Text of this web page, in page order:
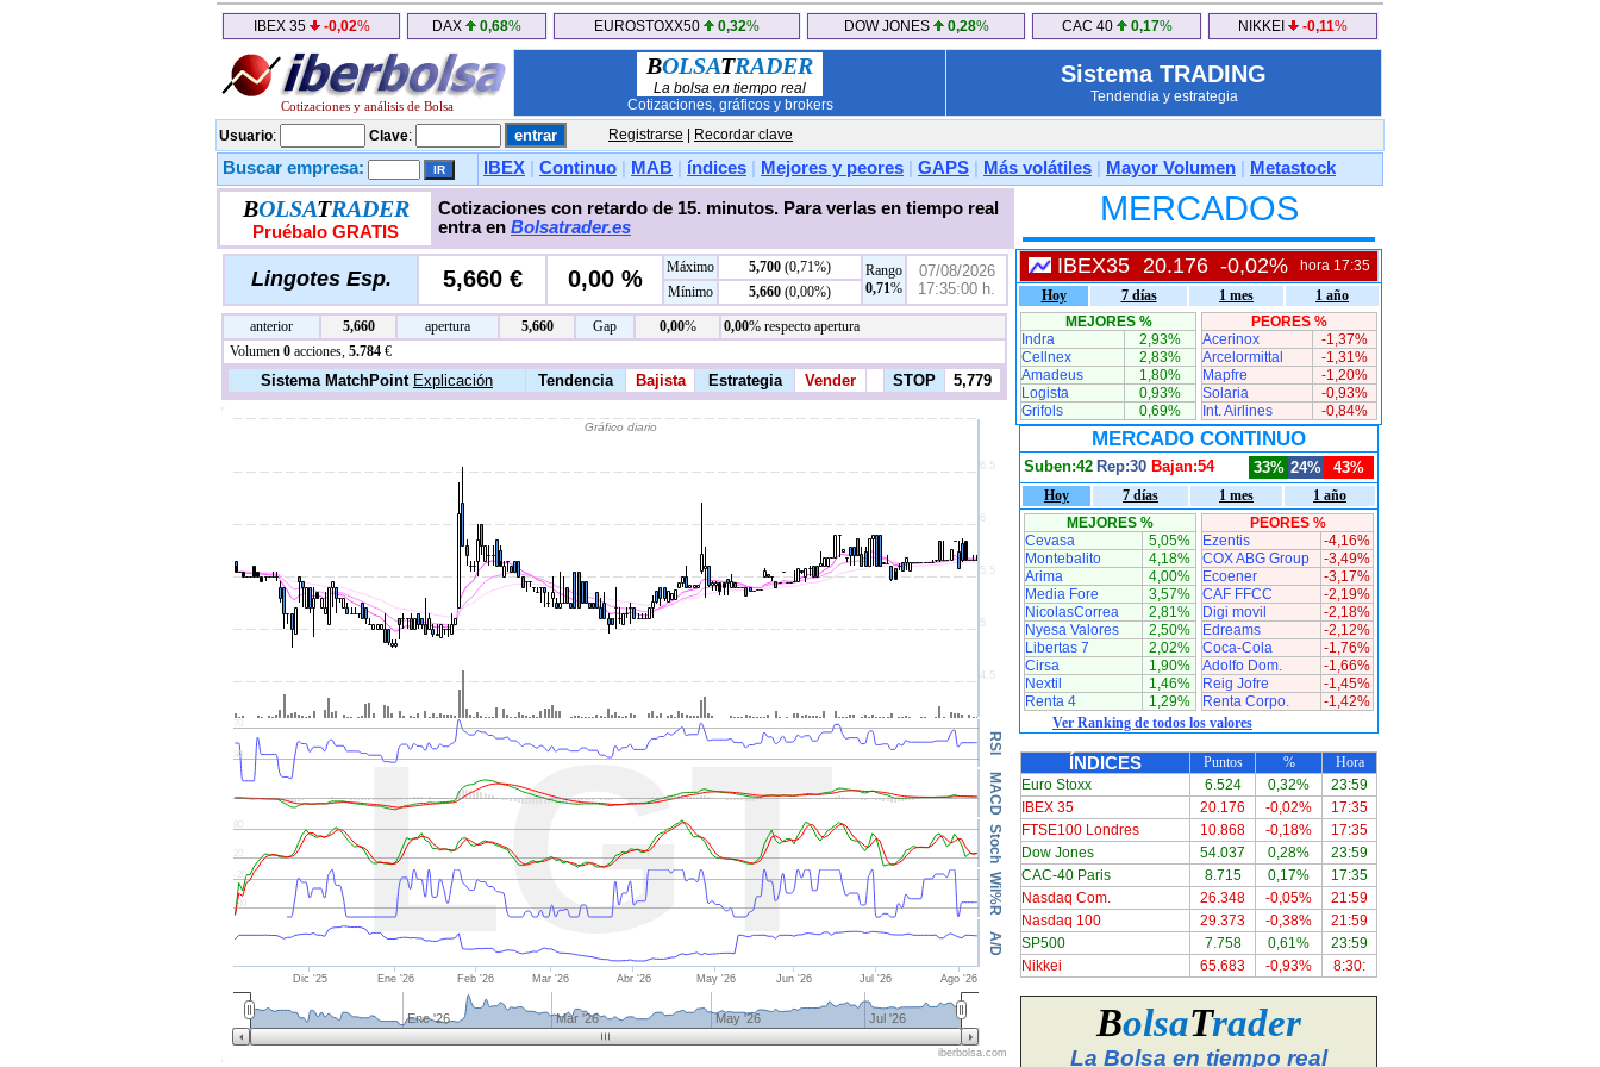
IBEX 35 -0,02% DAX 0,68% EUROSTOXX50 0,32% DOW JONES 0,28% CAC 40 0,17% NIKKEI -0,11%
Cotizaciones y análisis de Bolsa
BOLSATRADER
La bolsa en tiempo real
Cotizaciones, gráficos y brokers
Sistema TRADING
Tendendia y estrategia
Usuario: Clave: Registrarse Recordar clave
Buscar empresa: IBEX Continuo MAB índices Mejores y peores GAPS Más volátiles Mayor Volumen Metastock
BOLSATRADER
Pruébalo GRATIS
Cotizaciones con retardo de 15. minutos. Para verlas en tiempo real
entra en Bolsatrader.es
Lingotes Esp. 5,660 € 0,00 % Máximo 5,700 (0,71%)
Rango
0,71%
07/08/2026
17:35:00 h.
Mínimo 5,660 (0,00%)
anterior 5,660 apertura 5,660 Gap 0,00% 0,00% respecto apertura
Volumen 0 acciones, 5.784 €
MERCADOS
IBEX35 20.176 -0,02%
hora 17:35
Hoy
7 días 1 mes
1 año
MEJORES %
Indra
2,93%
Cellnex
2,83%
Amadeus
1,80%
Logista
0,93%
Grifols
0,69%
PEORES %
Acerinox
-1,37%
Arcelormittal
-1,31%
Mapfre
-1,20%
Solaria
-0,93%
Int. Airlines
-0,84%
MERCADO CONTINUO
Suben:42 Rep:30 Bajan:54 33% 24% 43%
Hoy 7 días 1 mes
1 año
MEJORES %
Cevasa
5,05%
Montebalito
4,18%
Arima
4,00%
Media Fore
3,57%
NicolasCorrea
2,81%
Nyesa Valores
2,50%
Libertas 7
2,02%
Cirsa
1,90%
Nextil
1,46%
Renta 4
1,29%
PEORES %
Ezentis
-4,16%
COX ABG Group
-3,49%
Ecoener
-3,17%
CAF FFCC
-2,19%
Digi movil
-2,18%
Edreams
-2,12%
Coca-Cola
-1,76%
Adolfo Dom.
-1,66%
Reig Jofre
-1,45%
Renta Corpo.
-1,42%
Ver Ranking de todos los valores
ÍNDICES Puntos %
Hora
Euro Stoxx
6.524 0,32%
23:59
IBEX 35
20.176 -0,02%
17:35
FTSE100 Londres
10.868 -0,18%
17:35
Dow Jones
54.037 0,28%
23:59
CAC-40 Paris
8.715 0,17%
17:35
Nasdaq Com.
26.348 -0,05%
21:59
Nasdaq 100
29.373 -0,38%
21:59
SP500
7.758 0,61%
23:59
Nikkei
65.683 -0,93% 8:30:
BolsaTrader
La Bolsa en tiempo real